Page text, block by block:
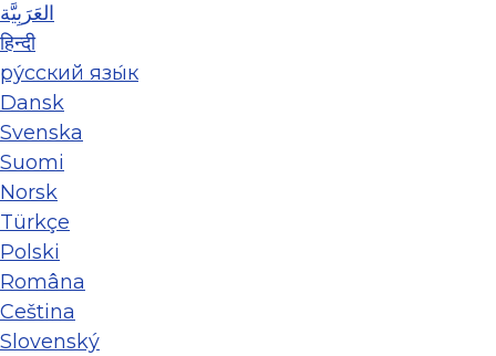
العَرَبِيَّة
हिन्दी
ру́сский язы́к
Dansk
Svenska
Suomi
Norsk
Türkçe
Polski
Româna
Ceština
Slovenský